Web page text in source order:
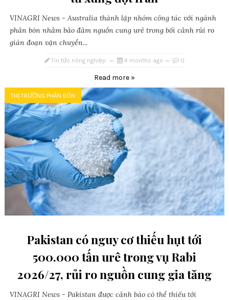
VINAGRI News - Australia thành lập nhóm công tác với ngành
phân bón nhằm bảo đảm nguồn cung urê trong bối cảnh rủi ro
gián đoạn vận chuyển...
Tin tức nông nghiệp 4 months ago 0
Read more »
THỊ TRƯỜNG PHÂN BÓN
Pakistan có nguy cơ thiếu hụt tới
500.000 tấn urê trong vụ Rabi
2026/27, rủi ro nguồn cung gia tăng
VINAGRI News - Pakistan được cảnh báo có thể thiếu tới